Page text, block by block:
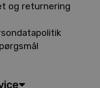
og returnering